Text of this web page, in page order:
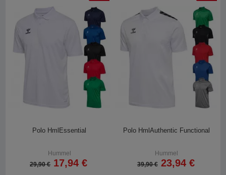
Polo HmlEssential
Hummel
29,90 € 17,94 €
Polo HmlAuthentic Functional
Hummel
39,90 € 23,94 €